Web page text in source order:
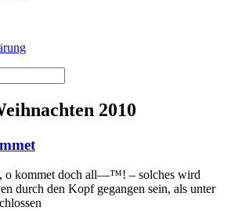
2010
o kommet doch all—™! – solches wird
durch den Kopf gegangen sein, als unter